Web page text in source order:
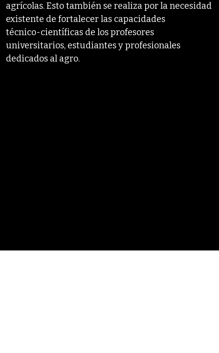
agrícolas. Esto también se realiza por la necesidad
existente de fortalecer las capacidades
técnico-científicas de los profesores
universitarios, estudiantes y profesionales
dedicados al agro.